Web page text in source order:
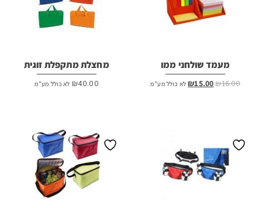
מעמד שולחני ממו
₪16.00
המחיר₪15.00 המחיר
לא כולל מע"מ
מחצלת מתקפלת זוגית
₪40.00 לא כולל מע"מ